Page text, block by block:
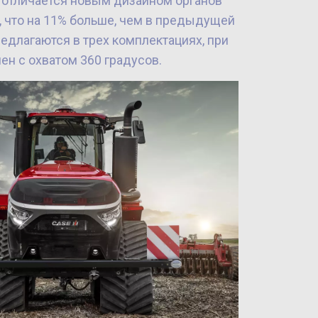
на 11% больше, чем в предыдущей
в трех комплектациях, при
с охватом 360 градусов.